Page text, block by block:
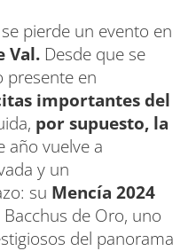
pierde un evento en
Val. Desde que se
presente en
importantes del
por supuesto, la
año vuelve a
y un
su Mencía 2024
de Oro, uno
del panorama